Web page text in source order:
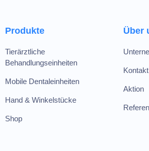
Produkte
Tierärztliche
Behandlungseinheiten
Mobile Dentaleinheiten
Hand & Winkelstücke
Shop
Über
Kontakt
Aktion